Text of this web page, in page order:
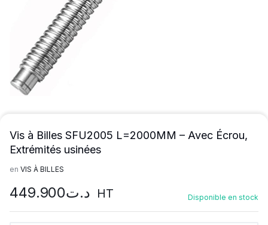
Vis à Billes SFU2005 L=2000MM – Avec Écrou,
Extrémités usinées
en VIS À BILLES
د.ت449.900 HT Disponible en stock